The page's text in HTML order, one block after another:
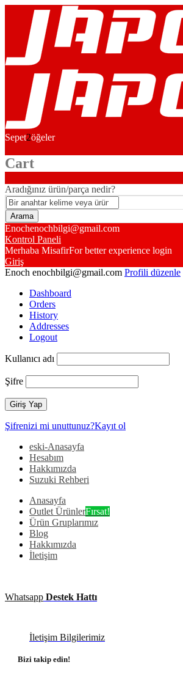
Sepet2öğeler
Cart
Aradığınız ürün/parça nedir?
Enochenochbilgi@gmail.com
Kontrol Paneli
Merhaba MisafirFor better experience login
Giriş
Enoch enochbilgi@gmail.com Profili düzenle
Dashboard
Orders
History
Addresses
Logout
Kullanıcı adı
Şifre
Şifrenizi mi unuttunuz?Kayıt ol
eski-Anasayfa
Hesabım
Hakkımızda
Suzuki Rehberi
Anasayfa
Outlet ÜrünlerFırsat!
Ürün Gruplarımız
Blog
Hakkımızda
İletişim
Whatsapp Destek Hattı
İletişim Bilgilerimiz
Bizi takip edin!